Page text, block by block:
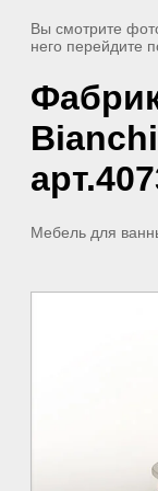
Вы смотрите
него перейдите
Мебель для